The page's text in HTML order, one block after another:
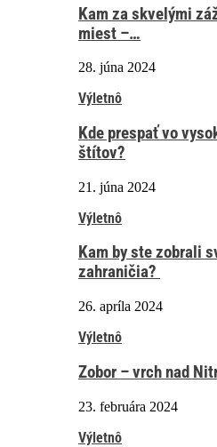
Kam za skvelými
miest –…
28. júna 2024
Výletnô
Kde prespať vo
štítov?
21. júna 2024
Výletnô
Kam by ste zobrali
zahraničia?
26. apríla 2024
Výletnô
Zobor – vrch nad
23. februára 2024
Výletnô